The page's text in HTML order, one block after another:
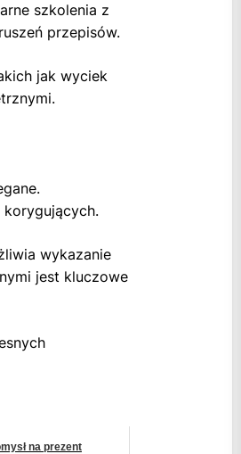
szkolenia z
przepisów.
jak wyciek
korygujących.
wykazanie
jest kluczowe
na prezent